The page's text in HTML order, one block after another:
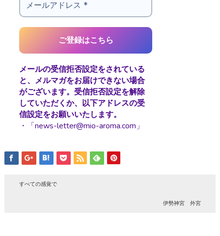
メールの受信拒否設定をされている
と、メルマガをお届けできない場合
がございます。受信拒否設定を解除
していただくか、以下アドレスの受
信設定をお願いいたします。
・「news-letter@mio-aroma.com」
すべての感覚で
伊勢神宮 外宮